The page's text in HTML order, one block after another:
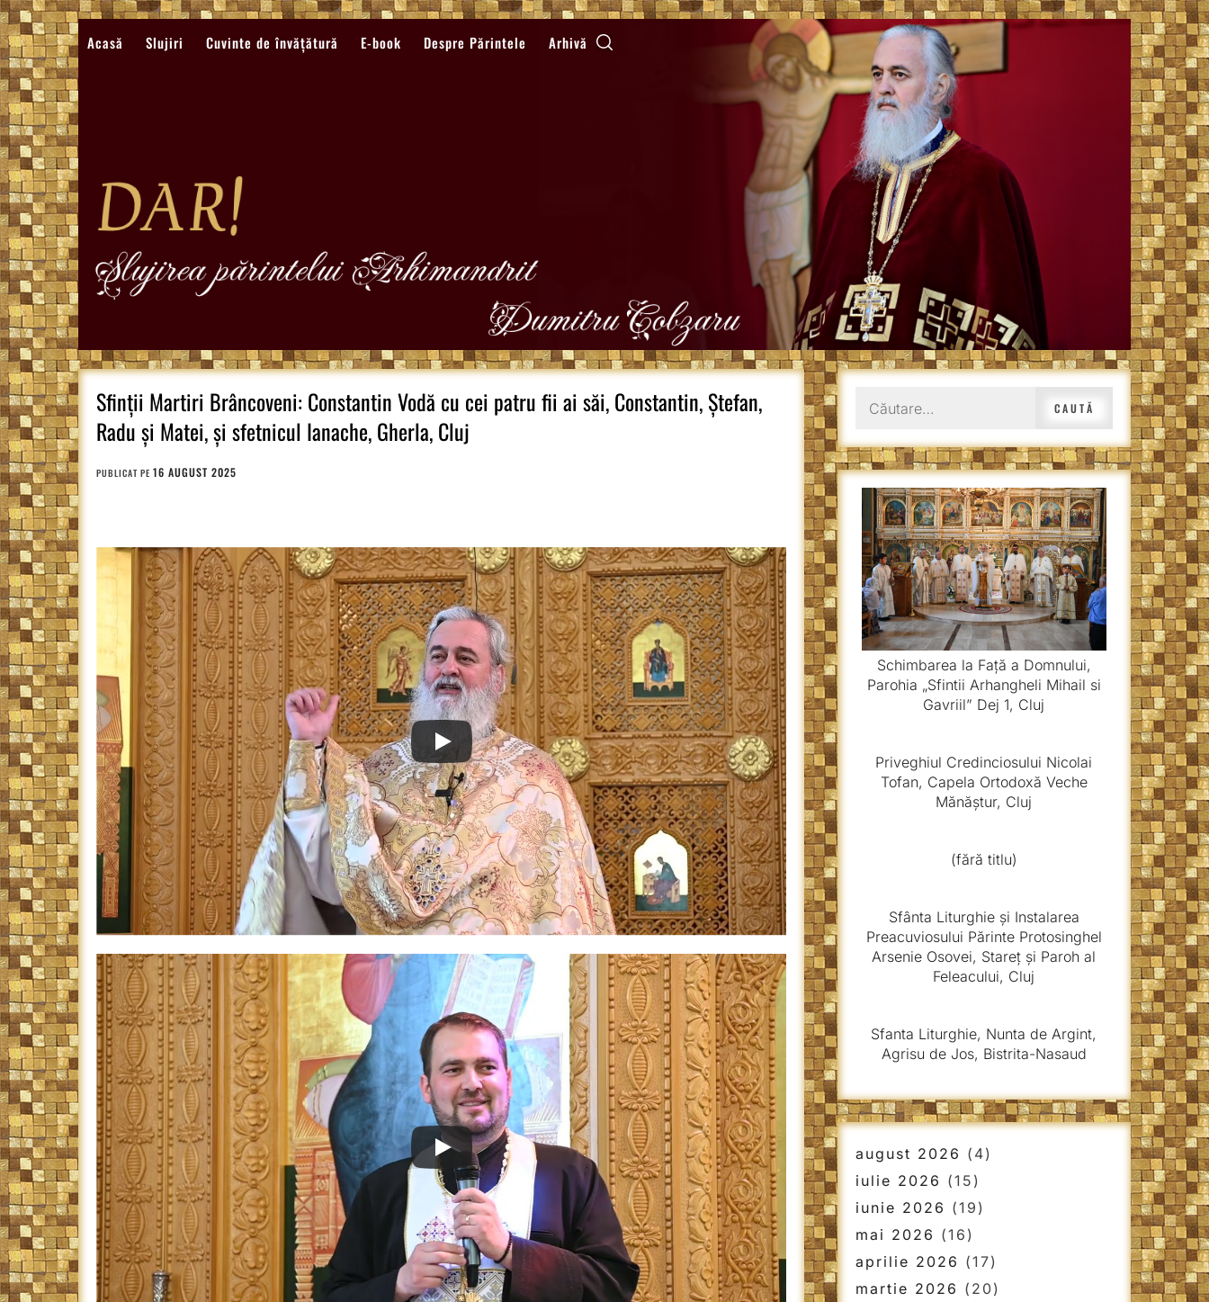
Sari
la
conținut
Acasă Slujiri Cuvinte de învățătură E-book Despre Părintele Arhivă
Sfinții Martiri Brâncoveni: Constantin Vodă cu cei patru fii ai săi, Constantin, Ștefan,
Radu și Matei, și sfetnicul Ianache, Gherla, Cluj
PUBLICAT PE 16 AUGUST 2025
după:
Schimbarea la Față a Domnului,
Parohia „Sfintii Arhangheli Mihail si
Gavriil” Dej 1, Cluj
Priveghiul Credinciosului Nicolai
Tofan, Capela Ortodoxă Veche
Mănăștur, Cluj
(fără titlu)
Sfânta Liturghie și Instalarea
Preacuviosului Părinte Protosinghel
Arsenie Osovei, Stareț și Paroh al
Feleacului, Cluj
Sfanta Liturghie, Nunta de Argint,
Agrisu de Jos, Bistrita-Nasaud
august 2026 (4)
iulie 2026 (15)
iunie 2026 (19)
mai 2026 (16)
aprilie 2026 (17)
martie 2026 (20)